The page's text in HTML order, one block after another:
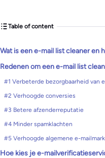
Table of content
​Wat is een e-mail list cleaner en
Redenen om een e-mail list
#1 Verbeterde bezorgbaarheid van
#2 Verhoogde conversies
#3 Betere afzenderreputatie
#4 Minder spamklachten
#5 Verhoogde algemene e-
Hoe kies je e-